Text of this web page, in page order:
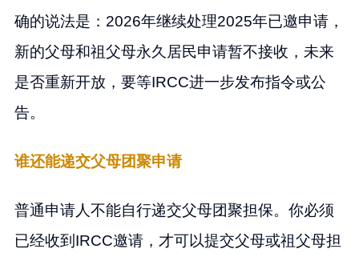
确的说法是：2026年继续处理2025年已邀申请，
新的父母和祖父母永久居民申请暂不接收，未来
是否重新开放，要等IRCC进一步发布指令或公
告。
谁还能递交父母团聚申请
普通申请人不能自行递交父母团聚担保。你必须
已经收到IRCC邀请，才可以提交父母或祖父母担